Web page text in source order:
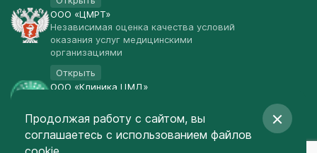
ООО «ЦМРТ»
Независимая оценка качества условий
оказания услуг медицинскими
организациями
Открыть
ООО «Клиника ЦМД»
Открыть
© Клиника ЦМД 2003-2026
Продолжая работу с сайтом, вы
соглашаетесь с использованием файлов